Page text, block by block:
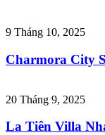
9 Tháng 10, 2025
Charmora City
20 Tháng 9, 2025
La Tiên Villa